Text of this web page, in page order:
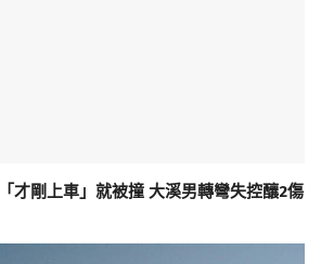
才剛上車」就被撞 大溪男轉彎失控釀2傷